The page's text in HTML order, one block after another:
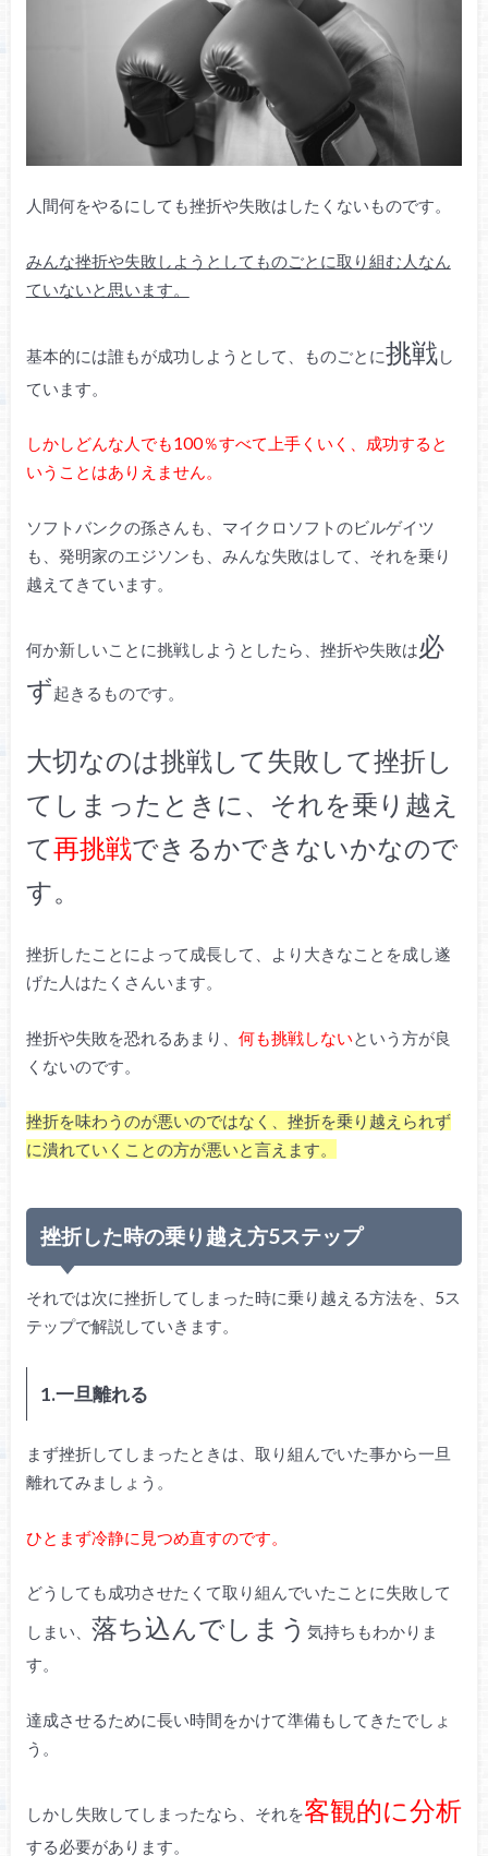
人間何をやるにしても挫折や失敗はしたくないものです。
みんな挫折や失敗しようとしてものごとに取り組む人なん
ていないと思います。
基本的には誰もが成功しようとして、ものごとに挑戦し
ています。
しかしどんな人でも100％すべて上手くいく、成功すると
いうことはありえません。
ソフトバンクの孫さんも、マイクロソフトのビルゲイツ
も、発明家のエジソンも、みんな失敗はして、それを乗り
越えてきています。
何か新しいことに挑戦しようとしたら、挫折や失敗は必
ず起きるものです。
大切なのは挑戦して失敗して挫折し
てしまったときに、それを乗り越え
て再挑戦できるかできないかなので
す。
挫折したことによって成長して、より大きなことを成し遂
げた人はたくさんいます。
挫折や失敗を恐れるあまり、 何も挑戦しないという方が良
くないのです。
挫折を味わうのが悪いのではなく、挫折を乗り越えられず
に潰れていくことの方が悪いと言えます。
挫折した時の乗り越え方5ステップ
それでは次に挫折してしまった時に乗り越える方法を、5ス
テップで解説していきます。
1.一旦離れる
まず挫折してしまったときは、取り組んでいた事から一旦
離れてみましょう。
ひとまず冷静に見つめ直すのです。
どうしても成功させたくて取り組んでいたことに失敗して
しまい、 落ち込んでしまう 気持ちもわかりま
す。
達成させるために長い時間をかけて準備もしてきたでしょ
う。
しかし失敗してしまったなら、それを客観的に分析
する必要があります。